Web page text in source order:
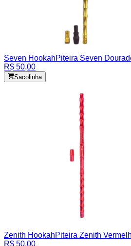
Seven HookahPiteira Seven
R$ 50,00
Sacolinha
Zenith HookahPiteira Zenith
R$ 50,00